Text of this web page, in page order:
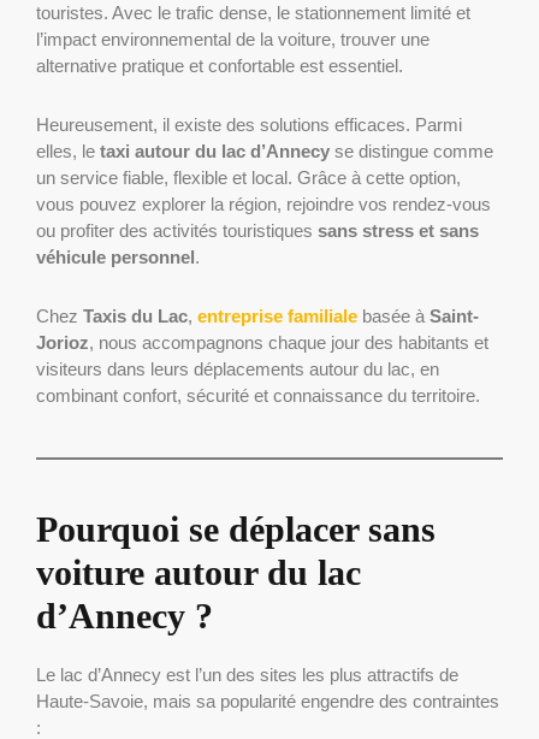
touristes. Avec le trafic dense, le stationnement limité et
l’impact environnemental de la voiture, trouver une
alternative pratique et confortable est essentiel.
Heureusement, il existe des solutions efficaces. Parmi
elles, le taxi autour du lac d’Annecy se distingue comme
un service fiable, flexible et local. Grâce à cette option,
vous pouvez explorer la région, rejoindre vos rendez-vous
ou profiter des activités touristiques sans stress et sans
véhicule personnel.
Chez Taxis du Lac, entreprise familiale basée à Saint-
Jorioz, nous accompagnons chaque jour des habitants et
visiteurs dans leurs déplacements autour du lac, en
combinant confort, sécurité et connaissance du territoire.
Pourquoi se déplacer sans
voiture autour du lac
d’Annecy ?
Le lac d’Annecy est l’un des sites les plus attractifs de
Haute-Savoie, mais sa popularité engendre des contraintes
: